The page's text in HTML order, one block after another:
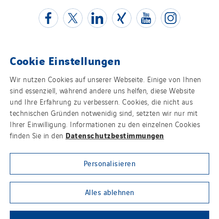
Kontakt
Impressum
Datenschutz
Cookies
Sitemap
Group websites
Greenaffair
GT Iris
GT-Cornouaille
GTIE Air & Défense
GTIE Armorique
GTIE Rennes
GTIE Tertiaire
Guy Chatel
Hooyberghs
I.C.Entreprises
I2R
Cookie Einstellungen
Wir nutzen Cookies auf unserer Webseite. Einige von Ihnen
sind essenziell, während andere uns helfen, diese Website
und Ihre Erfahrung zu verbessern. Cookies, die nicht aus
technischen Gründen notwenidig sind, setzten wir nur mit
Ihrer Einwilligung. Informationen zu den einzelnen Cookies
finden Sie in den Datenschutzbestimmungen
Personalisieren
Alles ablehnen